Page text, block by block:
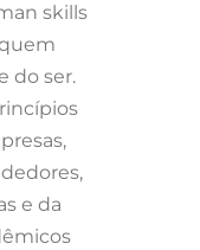
skills
do ser.
e da